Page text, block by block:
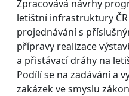
Zpracovává návrhy
letištní infrastruktury
projednávání s
přípravy realizace
a přistávací dráhy na
Podílí se na zadávání a
zakázek ve smyslu